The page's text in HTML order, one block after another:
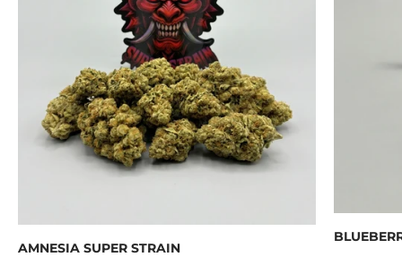
AMNESIA SUPER STRAIN